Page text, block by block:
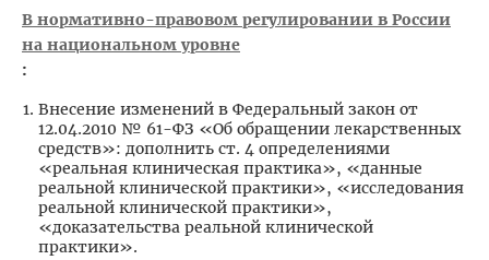
В нормативно-правовом регулировании в России
на национальном уровне
:
Внесение изменений в Федеральный закон от
12.04.2010 № 61-ФЗ «Об обращении лекарственных
средств»: дополнить ст. 4 определениями
«реальная клиническая практика», «данные
реальной клинической практики», «исследования
реальной клинической практики»,
«доказательства реальной клинической
практики».